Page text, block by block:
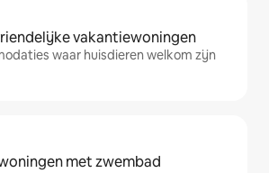
vakantiewoningen
waar huisdieren welkom zijn
met zwembad